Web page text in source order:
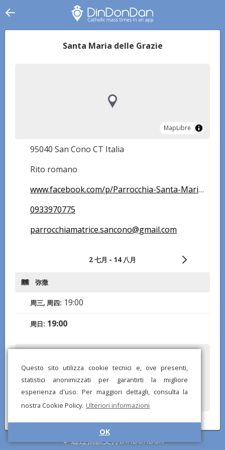
Questo sito utilizza cookie tecnici e, ove presenti,
statistici anonimizzati per garantirti la migliore
esperienza d'uso. Per maggiori dettagli, consulta la
nostra Cookie Policy. Ulteriori informazioni
OK
Santa Maria delle Grazie
MapLibre
MapLibre
95040 San Cono CT Italia
Rito romano
www.facebook.com/p/Parrocchia-Santa-Maria-delle-Grazie-S-Cono-100064533256929/
0933970775
parrocchiamatrice.sancono@gmail.com
2 七月 - 14 八月
弥撒
周三, 周四: 19:00
周日: 19:00
正！
通过捐款支持DinDonDan